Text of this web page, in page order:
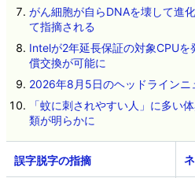
がん細胞が自らDNAを壊して進
て指摘される
Intelが2年延長保証の対象CPU
償交換が可能に
2026年8月5日のヘッドラインニ
「蚊に刺されやすい人」に多い
類が明らかに